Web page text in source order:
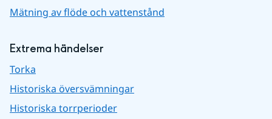
Mätning av flöde och vattenstånd
Extrema händelser
Torka
Historiska översvämningar
Historiska torrperioder